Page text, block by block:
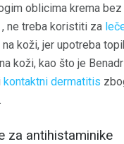
oblicima krema
, ne treba koristiti za
na koži, jer upotreba
koži, kao što je
kontaktni dermatitis
za antihistaminike